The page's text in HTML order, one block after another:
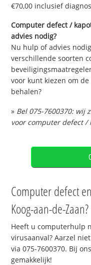
€70,00 inclusief
Computer defect /
advies nodig?
Nu hulp of advies
verschillende soorten
voor kunt kiezen om
behalen?
» Bel 075-7600370: wij
voor computer defect /
Computer defect
Koog-aan-de-Zaan?
Heeft u computerhulp
virusaanval? Aarzel
via 075-7600370. Bij
gemakkelijk!